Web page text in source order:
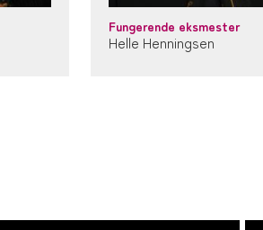
Fungerende eksmester
Helle Henningsen